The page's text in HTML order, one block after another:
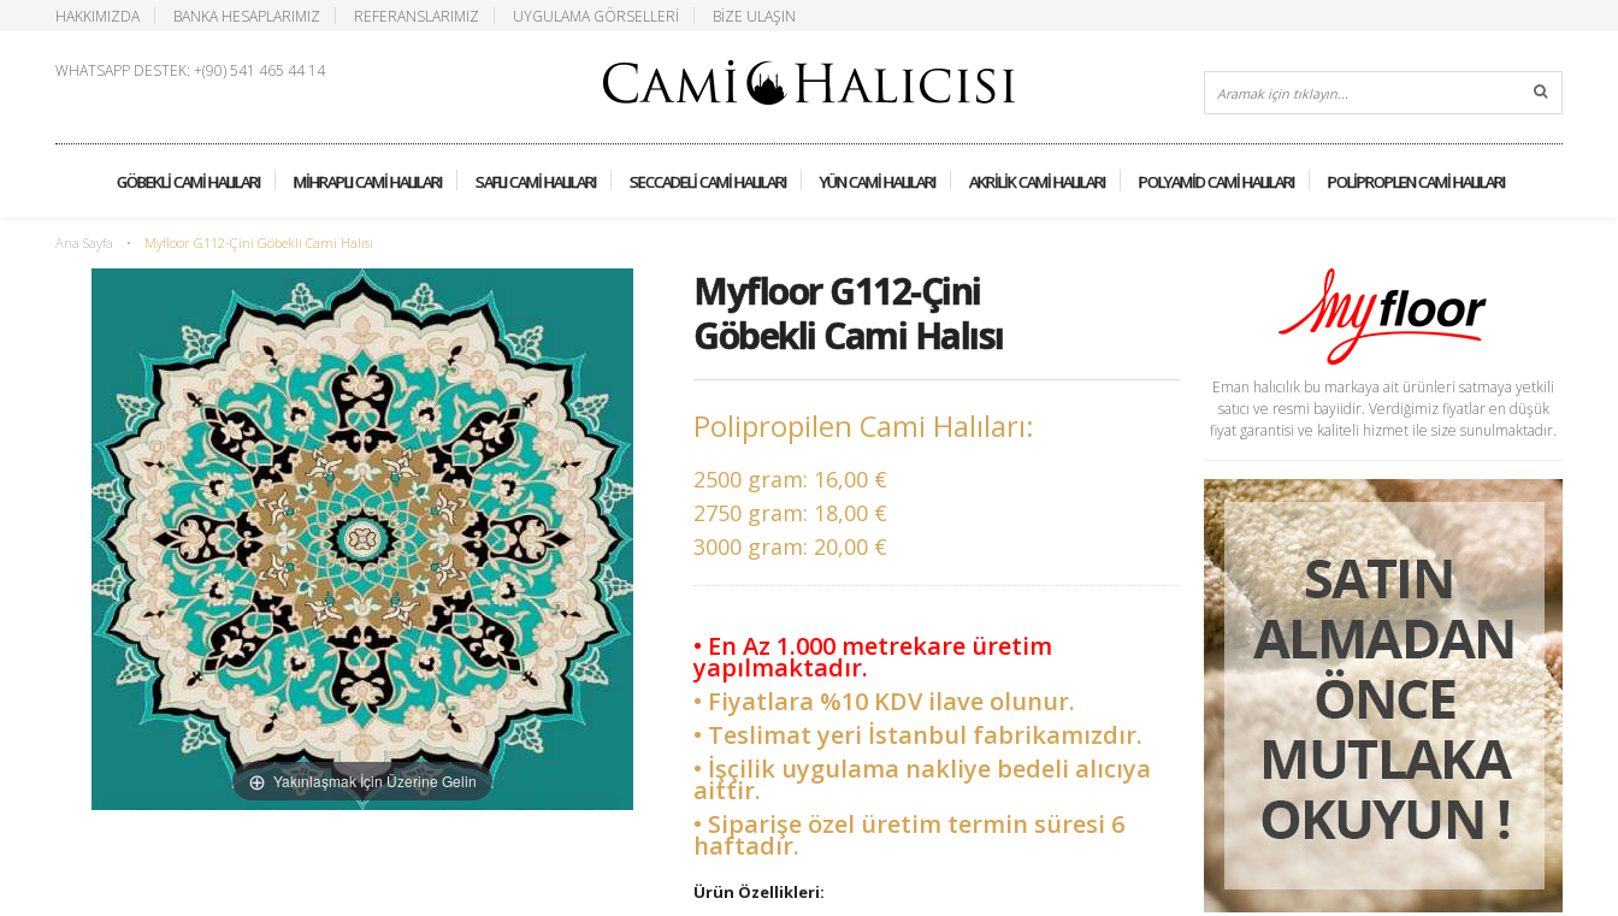
HAKKIMIZDA BANKA HESAPLARIMIZ REFERANSLARIMIZ UYGULAMA GÖRSELLERI BIZE ULAŞIN
WHATSAPP DESTEK: +(90) 541 465 44 14
GÖBEKLI CAMI HALILARI MIHRAPLI CAMI HALILARI SAFLI CAMI HALILARI SECCADELI CAMI HALILARI YÜN CAMI HALILARI AKRILIK CAMI HALILARI POLYAMID CAMI HALILARI POLIPROPLEN CAMI HALILARI
Ana Sayfa • Myfloor G112-Çini Göbekli Cami Halısı
Yakınlaşmak İçin Üzerine Gelin
Myfloor G112-Çini
Göbekli Cami Halısı
Polipropilen Cami Halıları:
2500 gram: 16,00 €
2750 gram: 18,00 €
3000 gram: 20,00 €
• En Az 1.000 metrekare üretim
yapılmaktadır.
• Fiyatlara %10 KDV ilave olunur.
• Teslimat yeri İstanbul fabrikamızdır.
• İşçilik uygulama nakliye bedeli alıcıya
aittir.
• Siparişe özel üretim termin süresi 6
haftadır.
Ürün Özellikleri:
Eman halıcılık bu markaya ait ürünleri satmaya yetkili
satıcı ve resmi bayiidir. Verdiğimiz fiyatlar en düşük
fiyat garantisi ve kaliteli hizmet ile size sunulmaktadır.